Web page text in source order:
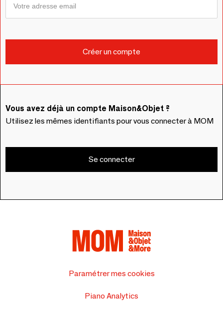
Vous avez déjà un compte Maison&Objet ?
Utilisez les mêmes identifiants pour vous connecter à MOM
Se connecter
Paramétrer mes cookies
Piano Analytics